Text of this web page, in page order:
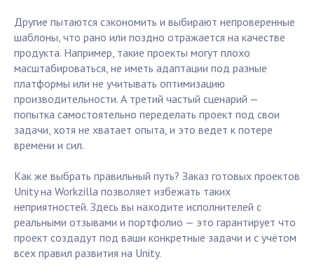
Другие пытаются сэкономить и выбирают непроверенные
шаблоны, что рано или поздно отражается на качестве
продукта. Например, такие проекты могут плохо
масштабироваться, не иметь адаптации под разные
платформы или не учитывать оптимизацию
производительности. А третий частый сценарий —
попытка самостоятельно переделать проект под свои
задачи, хотя не хватает опыта, и это ведет к потере
времени и сил.
Как же выбрать правильный путь? Заказ готовых проектов
Unity на Workzilla позволяет избежать таких
неприятностей. Здесь вы находите исполнителей с
реальными отзывами и портфолио — это гарантирует что
проект создадут под ваши конкретные задачи и с учётом
всех правил развития на Unity.